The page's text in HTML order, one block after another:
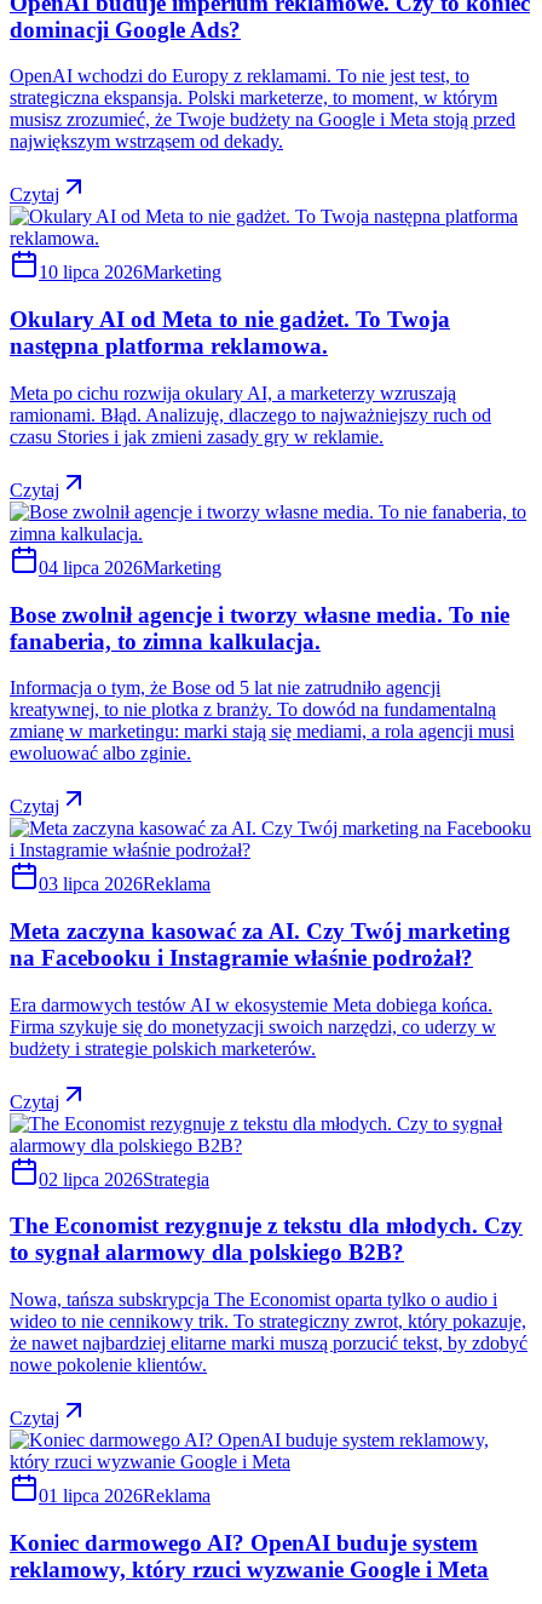
dominacji Google Ads?
OpenAI wchodzi do Europy z reklamami. To nie jest test, to
strategiczna ekspansja. Polski marketerze, to moment, w którym
musisz zrozumieć, że Twoje budżety na Google i Meta stoją przed
największym wstrząsem od dekady.
Czytaj
10 lipca 2026Marketing
Okulary AI od Meta to nie gadżet. To Twoja
następna platforma reklamowa.
Meta po cichu rozwija okulary AI, a marketerzy wzruszają
ramionami. Błąd. Analizuję, dlaczego to najważniejszy ruch od
czasu Stories i jak zmieni zasady gry w reklamie.
Czytaj
04 lipca 2026Marketing
Bose zwolnił agencje i tworzy własne media. To nie
fanaberia, to zimna kalkulacja.
Informacja o tym, że Bose od 5 lat nie zatrudniło agencji
kreatywnej, to nie plotka z branży. To dowód na fundamentalną
zmianę w marketingu: marki stają się mediami, a rola agencji musi
ewoluować albo zginie.
Czytaj
03 lipca 2026Reklama
Meta zaczyna kasować za AI. Czy Twój marketing
na Facebooku i Instagramie właśnie podrożał?
Era darmowych testów AI w ekosystemie Meta dobiega końca.
Firma szykuje się do monetyzacji swoich narzędzi, co uderzy w
budżety i strategie polskich marketerów.
Czytaj
02 lipca 2026Strategia
The Economist rezygnuje z tekstu dla młodych. Czy
to sygnał alarmowy dla polskiego B2B?
Nowa, tańsza subskrypcja The Economist oparta tylko o audio i
wideo to nie cennikowy trik. To strategiczny zwrot, który pokazuje,
że nawet najbardziej elitarne marki muszą porzucić tekst, by zdobyć
nowe pokolenie klientów.
Czytaj
01 lipca 2026Reklama
Koniec darmowego AI? OpenAI buduje system
reklamowy, który rzuci wyzwanie Google i Meta